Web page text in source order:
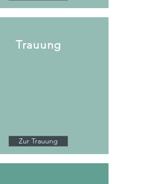
Trauung
Zur Trauung